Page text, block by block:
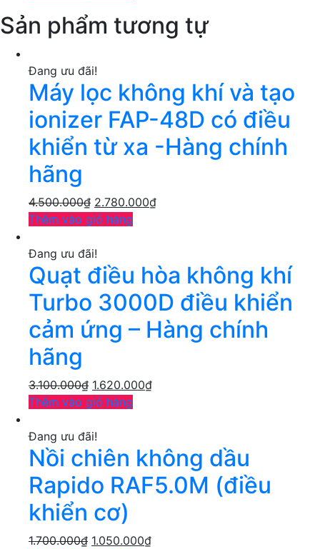
Sản phẩm tương tự
Đang ưu đãi!
Máy lọc không khí và tạo
ionizer FAP-48D có điều
khiển từ xa -Hàng chính
hãng
4.500.000₫ 2.780.000₫
Thêm vào giỏ hàng
Đang ưu đãi!
Quạt điều hòa không khí
Turbo 3000D điều khiển
cảm ứng – Hàng chính
hãng
3.100.000₫ 1.620.000₫
Thêm vào giỏ hàng
Đang ưu đãi!
Nồi chiên không dầu
Rapido RAF5.0M (điều
khiển cơ)
1.700.000₫ 1.050.000₫